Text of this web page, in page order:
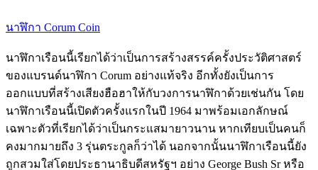
นาฬิกา Corum Coin
นาฬิกาเรือนนี้เรียกได้ว่าเป็นการสร้างสรรค์ครั้งประวัติศาสตร์
ของแบรนด์นาฬิกา Corum อย่างแท้จริง อีกทั้งยังเป็นการ
ออกแบบที่สร้างเสียงฮือฮาให้กับวงการนาฬิกาด้วยเช่นกัน โดย
นาฬิกาเรือนนี้เปิดตัวครั้งแรกในปี 1964 มาพร้อมเอกลักษณ์
เฉพาะตัวที่เรียกได้ว่าเป็นกระแสมายาวนาน หากเทียบเป็นคนก็
คงมากมายถึง 3 รุ่นตระกูลก็ว่าได้ นอกจากนั้นนาฬิกาเรือนนี้ยัง
ถูกสวมใส่โดยประธานาธิบดีสหรัฐฯ อย่าง George Bush Sr หรือ